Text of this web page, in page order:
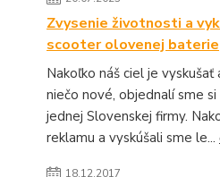
Zvysenie životnosti a
scooter olovenej baterie
Nakoľko náš ciel je vyskušať
niečo nové, objednalí sme
jednej Slovenskej firmy.
reklamu a vyskúšali sme le...
18.12.2017